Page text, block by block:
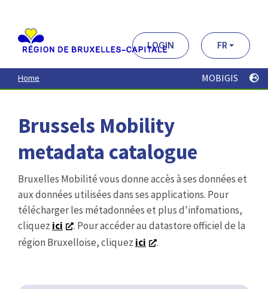
contenu
principal
LOGIN FR
Home MOBIGIS
Brussels Mobility
metadata catalogue
Bruxelles Mobilité vous donne accès à ses données et
aux données utilisées dans ses applications. Pour
télécharger les métadonnées et plus d'infomations,
cliquez ici
. Pour accéder au datastore officiel de la
région Bruxelloise, cliquez ici .